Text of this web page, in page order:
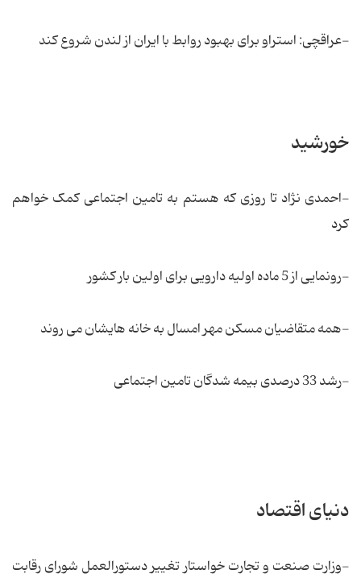
-عراقچی: استراو برای بهبود روابط با ایران از لندن شروع کند
خورشید
-احمدی نژاد تا روزی که هستم به تامین اجتماعی کمک خواهم
کرد
-رونمایی از 5 ماده اولیه دارویی برای اولین بار کشور
-همه متقاضیان مسکن مهر امسال به خانه هایشان می روند
-رشد 33 درصدی بیمه شدگان تامین اجتماعی
دنیای اقتصاد
-وزارت صنعت و تجارت خواستار تغییر دستورالعمل شورای رقابت